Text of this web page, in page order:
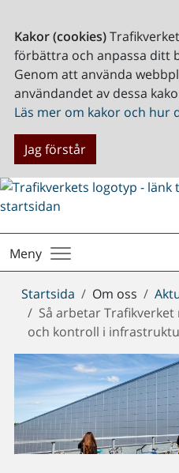
Kakor (cookies)
förbättra och anpassa ditt
Genom att använda
användandet av dessa
Läs mer om kakor och hur
Jag förstår
Meny
Du
är
här:
Startsida Om oss
Så arbetar
och kontroll i